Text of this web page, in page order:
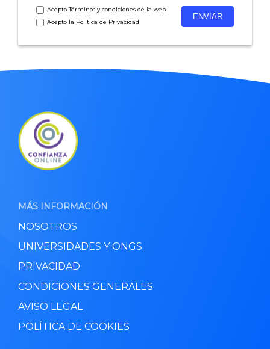
AceptoTérminos y condicionesde la web
Acepto la Política de Privacidad
MÁS INFORMACIÓN
NOSOTROS
UNIVERSIDADES Y ONGS
PRIVACIDAD
CONDICIONES GENERALES
AVISO LEGAL
POLÍTICA DE COOKIES